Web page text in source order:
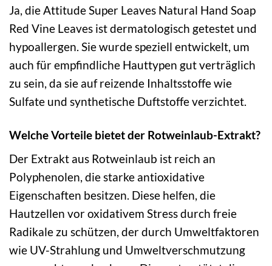
Ja, die Attitude Super Leaves Natural Hand Soap
Red Vine Leaves ist dermatologisch getestet und
hypoallergen. Sie wurde speziell entwickelt, um
auch für empfindliche Hauttypen gut verträglich
zu sein, da sie auf reizende Inhaltsstoffe wie
Sulfate und synthetische Duftstoffe verzichtet.
Welche Vorteile bietet der Rotweinlaub-Extrakt?
Der Extrakt aus Rotweinlaub ist reich an
Polyphenolen, die starke antioxidative
Eigenschaften besitzen. Diese helfen, die
Hautzellen vor oxidativem Stress durch freie
Radikale zu schützen, der durch Umweltfaktoren
wie UV-Strahlung und Umweltverschmutzung